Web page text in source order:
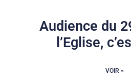
Audience du
l’Eglise,
VOIR »